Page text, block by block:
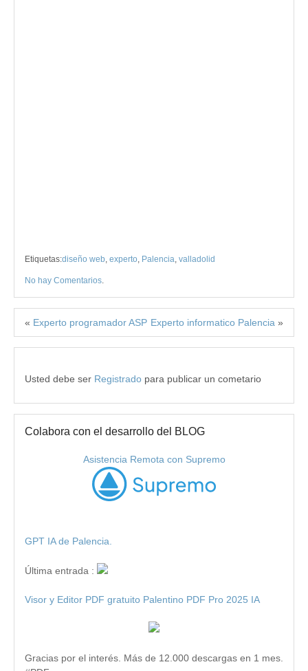
Etiquetas:diseño web, experto, Palencia, valladolid
No hay Comentarios.
« Experto programador ASP Experto informatico Palencia »
Usted debe ser Registrado para publicar un cometario
Colabora con el desarrollo del BLOG
Asistencia Remota con Supremo
GPT IA de Palencia.
Última entrada :
Visor y Editor PDF gratuito Palentino PDF Pro 2025 IA
Gracias por el interés. Más de 12.000 descargas en 1 mes.